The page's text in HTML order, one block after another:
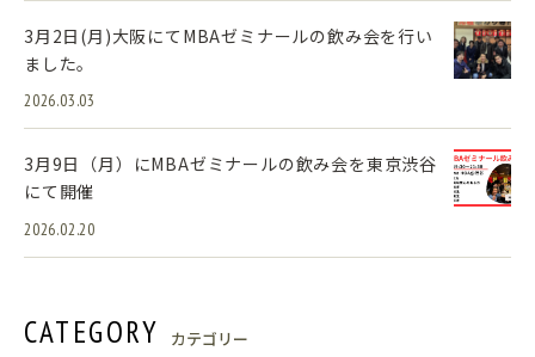
3月2日(月)大阪にてMBAゼミナールの飲み会を行い
ました。
2026.03.03
3月9日（月）にMBAゼミナールの飲み会を東京渋谷
にて開催
2026.02.20
CATEGORY カテゴリー